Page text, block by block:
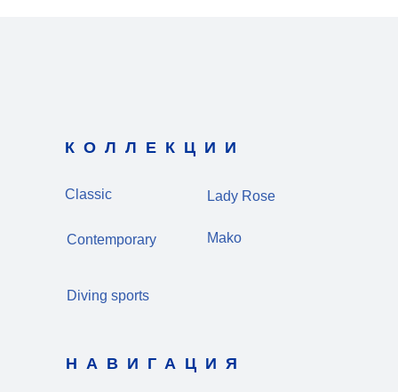
Lady Rose
Diving sports
Contemporary
НАВИГАЦИЯ
КОЛЛЕКЦИИ
Classic
Mako